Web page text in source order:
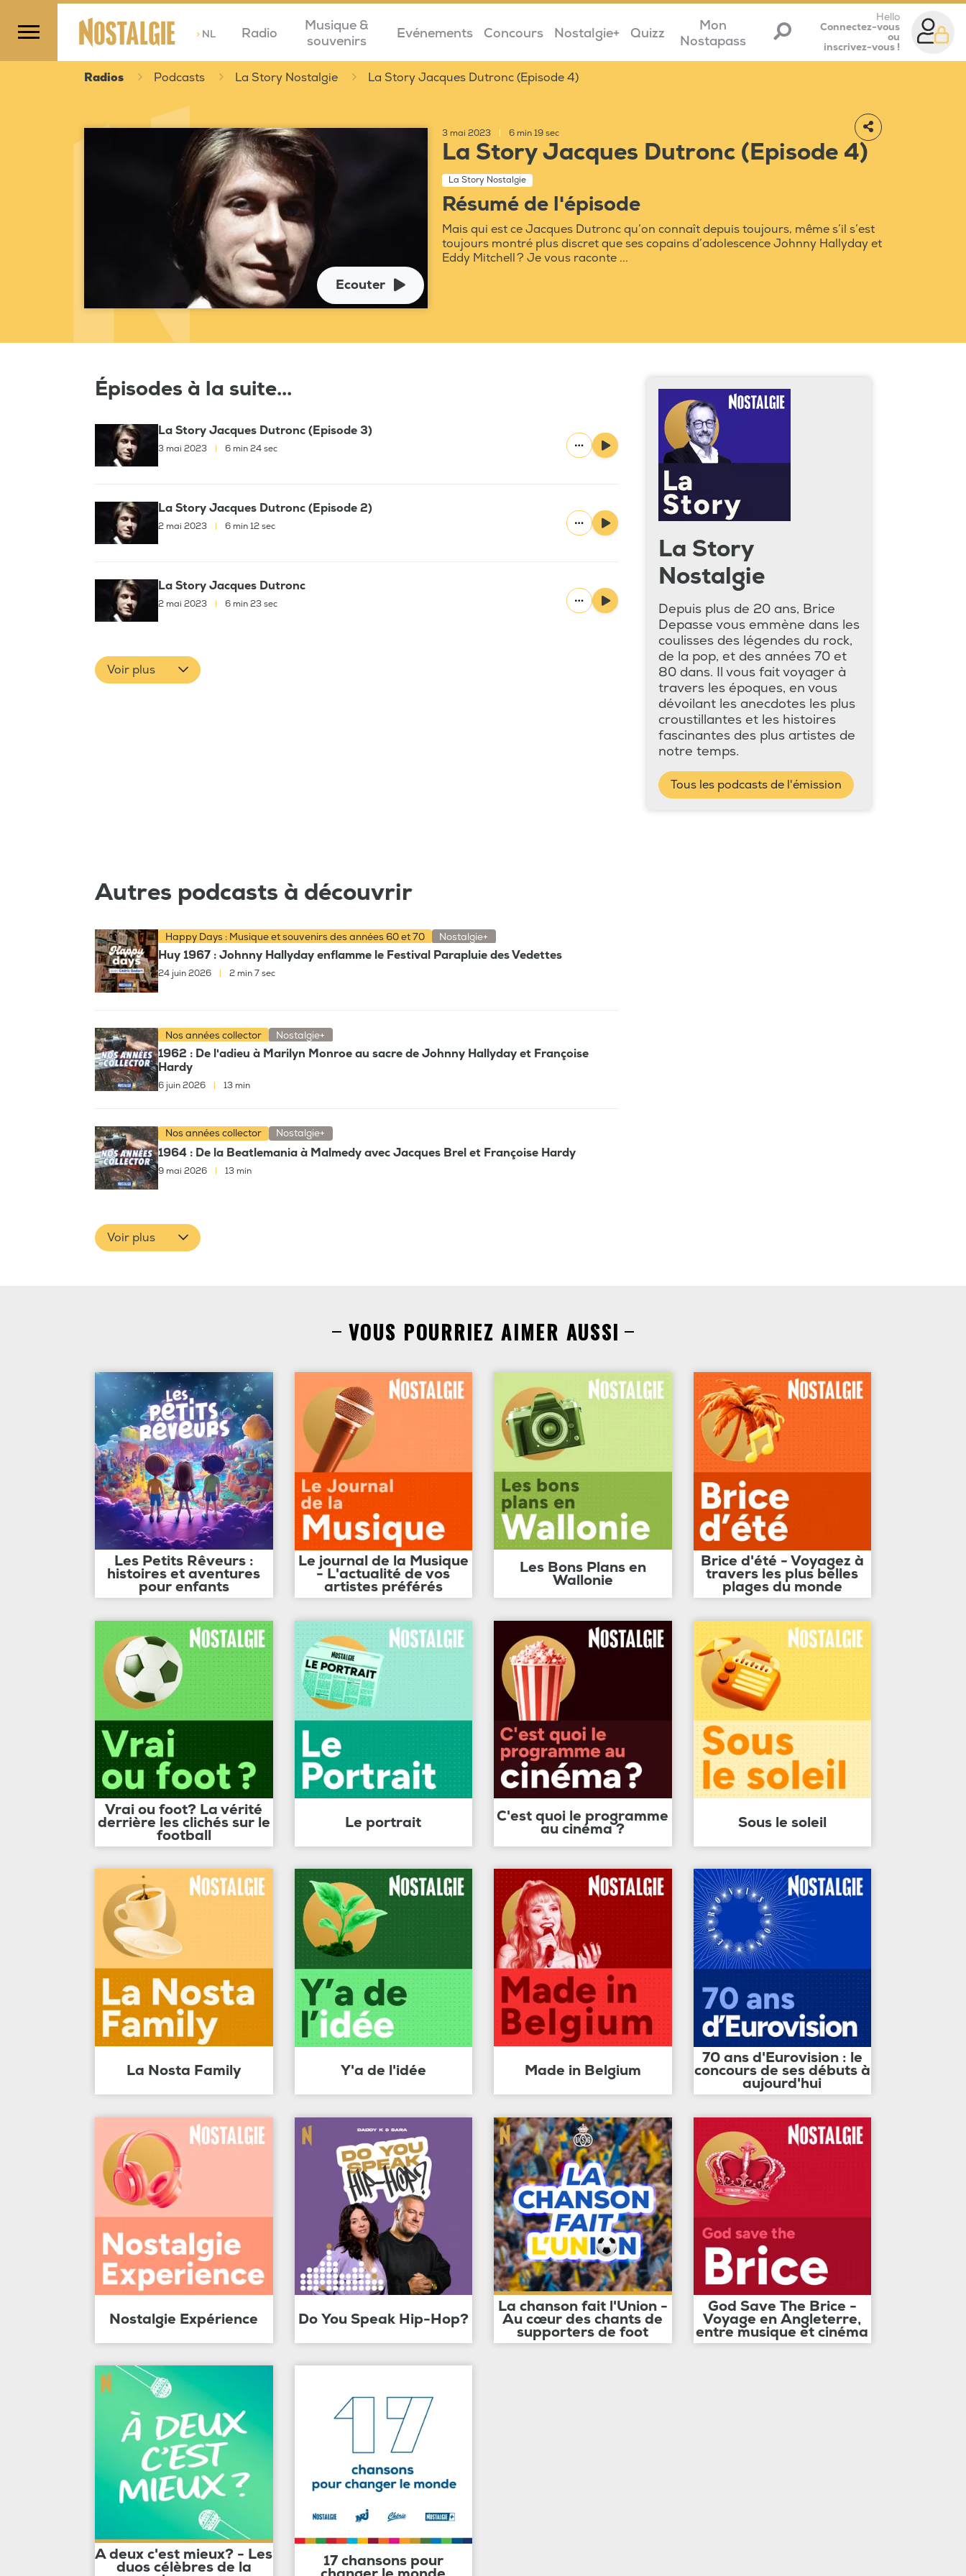
>NL Radio
Musique &
souvenirs
Evénements Concours Nostalgie+ Quizz
Mon
Nostapass
Hello
Connectez-vous
ou
inscrivez-vous !
Radios Podcasts La Story Nostalgie La Story Jacques Dutronc (Episode 4)
Ecouter
3 mai 2023 6 min 19 sec
La Story Jacques Dutronc (Episode 4)
La Story Nostalgie
Résumé de l'épisode
Mais qui est ce Jacques Dutronc qu’on connaît depuis toujours, même s’il s’est
toujours montré plus discret que ses copains d’adolescence Johnny Hallyday et
Eddy Mitchell ? Je vous raconte ...
Épisodes à la suite...
La Story Jacques Dutronc (Episode 3)
3 mai 2023 | 6 min 24 sec
La Story Jacques Dutronc (Episode 2)
2 mai 2023 | 6 min 12 sec
La Story Jacques Dutronc
2 mai 2023 | 6 min 23 sec
Voir plus
La Story
Nostalgie
Depuis plus de 20 ans, Brice
Depasse vous emmène dans les
coulisses des légendes du rock,
de la pop, et des années 70 et
80 dans. Il vous fait voyager à
travers les époques, en vous
dévoilant les anecdotes les plus
croustillantes et les histoires
fascinantes des plus artistes de
notre temps.
Tous les podcasts de l'émission
Autres podcasts à découvrir
Happy Days : Musique et souvenirs des années 60 et 70 Nostalgie+
Huy 1967 : Johnny Hallyday enflamme le Festival Parapluie des Vedettes
24 juin 2026 2 min 7 sec
Nos années collector Nostalgie+
1962 : De l'adieu à Marilyn Monroe au sacre de Johnny Hallyday et Françoise
Hardy
6 juin 2026 13 min
Nos années collector Nostalgie+
1964 : De la Beatlemania à Malmedy avec Jacques Brel et Françoise Hardy
9 mai 2026 13 min
Voir plus
VOUS POURRIEZ AIMER AUSSI
Les Petits Rêveurs :
histoires et aventures
pour enfants
Le journal de la Musique
- L'actualité de vos
artistes préférés
Les Bons Plans en
Wallonie
Brice d'été - Voyagez à
travers les plus belles
plages du monde
Vrai ou foot? La vérité
derrière les clichés sur le
football
Le portrait C'est quoi le programme
au cinéma ? Sous le soleil
La Nosta Family Y'a de l'idée Made in Belgium
70 ans d'Eurovision : le
concours de ses débuts à
aujourd'hui
Nostalgie Expérience Do You Speak Hip-Hop?
La chanson fait l'Union -
Au cœur des chants de
supporters de foot
God Save The Brice -
Voyage en Angleterre,
entre musique et cinéma
A deux c'est mieux? - Les
duos célèbres de la 17 chansons pour